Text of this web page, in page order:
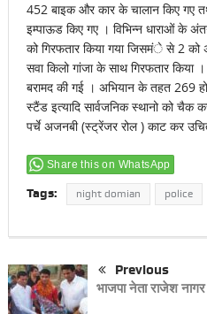
452 बाइक और कार के चालान किए गए
इम्पाऊड किए गए । विभिन्न धाराओं के
को गिरफतार किया गया जिसमंे से 2
सवा किलो गांजा के साथ गिरफतार किया
बरामद की गई । अभियान के तहत 269
स्टैंड इत्यादि सार्वजनिक स्थानो को चैक
पर्चे अजनबी (स्ट्रेंजर रोल ) काट कर
Share this on WhatsApp
Tags: night domian police
Previous
भाजपा नेता राजेश